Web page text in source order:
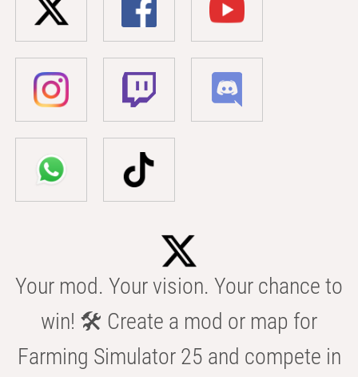
Your mod. Your vision. Your chance to
win! 🛠️ Create a mod or map for
Farming Simulator 25 and compete in